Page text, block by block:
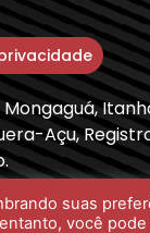
Açu,
suas
você